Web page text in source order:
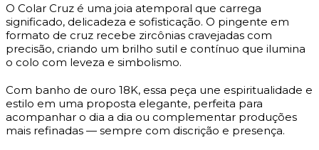
O Colar Cruz é uma joia atemporal que carrega
significado, delicadeza e sofisticação. O pingente em
formato de cruz recebe zircônias cravejadas com
precisão, criando um brilho sutil e contínuo que ilumina
o colo com leveza e simbolismo.
Com banho de ouro 18K, essa peça une espiritualidade e
estilo em uma proposta elegante, perfeita para
acompanhar o dia a dia ou complementar produções
mais refinadas — sempre com discrição e presença.